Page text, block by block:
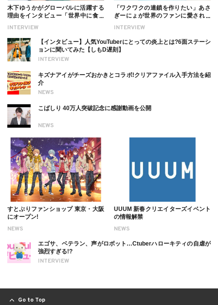
INTERVIEW
木下ゆうかがグローバルに活躍する
理由をインタビュー「世界中に食べ
ついても
INTERVIEW
「ワクワクの連鎖を作りたい」あさ
ぎーにょが世界のファンに愛される
INTERVIEW
【インタビュー】人気YouTuberにとっての炎上とは?6面ステーシ
ョンに聞いてみた【しもD遅刻】
NEWS
キズナアイがチーズおかきとコラボ!クリアファイル入手方法を紹
介
NEWS
こばしり 40万人突破記念に感謝動画を公開
NEWS
すとぷりファンショップ 東京・大阪
にオープン!
NEWS
UUUM 新春クリエイターズイベント
の情報解禁
INTERVIEW
エゴサ、ベテラン、声がロボット…Ctuberハローキティの自虐が
強烈すぎる!?
Go to Top